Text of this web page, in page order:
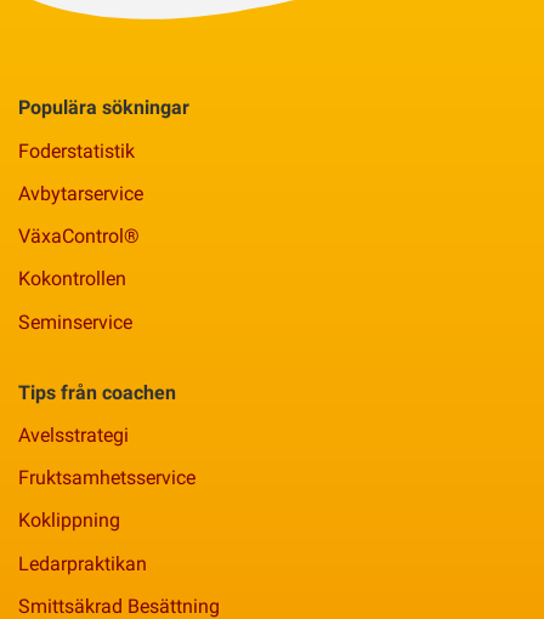
Populära sökningar
Foderstatistik
Avbytarservice
VäxaControl®
Kokontrollen
Seminservice
Tips från coachen
Avelsstrategi
Fruktsamhetsservice
Koklippning
Ledarpraktikan
Smittsäkrad Besättning